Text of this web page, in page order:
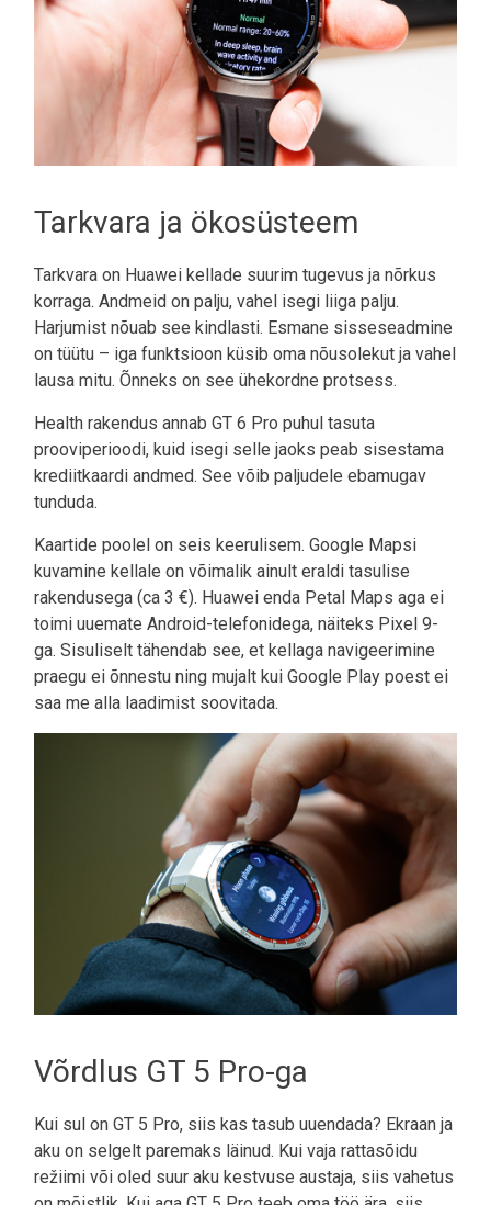
Tarkvara ja ökosüsteem
Tarkvara on Huawei kellade suurim tugevus ja nõrkus
korraga. Andmeid on palju, vahel isegi liiga palju.
Harjumist nõuab see kindlasti. Esmane sisseseadmine
on tüütu – iga funktsioon küsib oma nõusolekut ja vahel
lausa mitu. Õnneks on see ühekordne protsess.
Health rakendus annab GT 6 Pro puhul tasuta
prooviperioodi, kuid isegi selle jaoks peab sisestama
krediitkaardi andmed. See võib paljudele ebamugav
tunduda.
Kaartide poolel on seis keerulisem. Google Mapsi
kuvamine kellale on võimalik ainult eraldi tasulise
rakendusega (ca 3 €). Huawei enda Petal Maps aga ei
toimi uuemate Android-telefonidega, näiteks Pixel 9-
ga. Sisuliselt tähendab see, et kellaga navigeerimine
praegu ei õnnestu ning mujalt kui Google Play poest ei
saa me alla laadimist soovitada.
Võrdlus GT 5 Pro-ga
Kui sul on GT 5 Pro, siis kas tasub uuendada? Ekraan ja
aku on selgelt paremaks läinud. Kui vaja rattasõidu
režiimi või oled suur aku kestvuse austaja, siis vahetus